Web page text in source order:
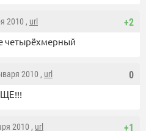
+2
2010 , url
четырёхмерный
0
2010 , url
+1
2010 , url